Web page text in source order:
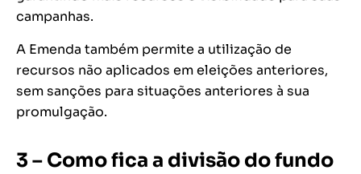
campanhas.
A Emenda também permite a utilização de
recursos não aplicados em eleições anteriores,
sem sanções para situações anteriores à sua
promulgação.
3 – Como fica a divisão do fundo